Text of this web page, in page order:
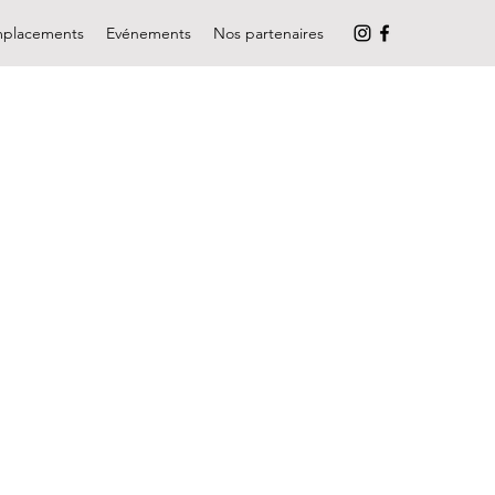
Evénements Nos partenaires